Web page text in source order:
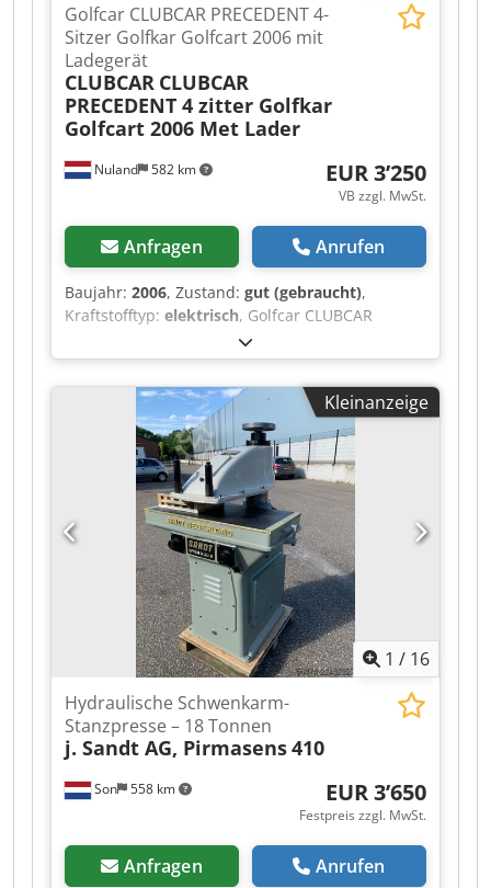
Nuland 582 km
Golfcar CLUBCAR PRECEDENT 4-
Sitzer Golfkar Golfcart 2006 mit
Ladegerät
CLUBCAR CLUBCAR
PRECEDENT 4 zitter Golfkar
Golfcart 2006 Met Lader
EUR 3’250
VB zzgl. MwSt.
Anfragen Anrufen
Baujahr: 2006, Zustand: gut (gebraucht),
Kraftstofftyp: elektrisch, Golfcar CLUBCAR
PRECEDENT 4-Sitzer Golfkarre Golfcart 2006 mit
Ladegerät Video kann per WhatsApp gesendet
werden. Laufender Bestand, siehe Webseite.
Dedpfxjzqhk No Aiwjkr Preise ab Standort
Nuland. Van de Wert Trading B.V. verfügt über
einen wechselnden Bestand an Maschinen, Lkw,
Anhängern und Anbauteilen. Alle unsere
Lieferungen erfolgen zu Handelspreisen im IST-
Zustand ohne Garantien (siehe unsere
Allgemeinen Geschäftsbedingungen). Für eine
Besichtigung und/oder Probefahrt können Sie
unverbindlich einen Termin vereinbaren. Bitte
rufen Sie vorher an – wir sind nicht ständig vor
Ort. Van de Wert Trading B.V. Bedrijfsstraat 3
5391 LR Nuland
Kleinanzeige
1 / 16
Son 558 km
Hydraulische Schwenkarm-
Stanzpresse – 18 Tonnen
j. Sandt AG, Pirmasens410
EUR 3’650
Festpreis zzgl. MwSt.
Anfragen Anrufen